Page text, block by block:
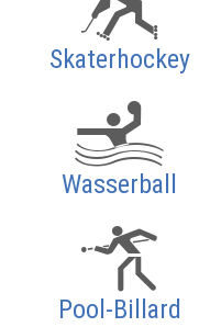
Skaterhockey
Wasserball
Pool-Billard